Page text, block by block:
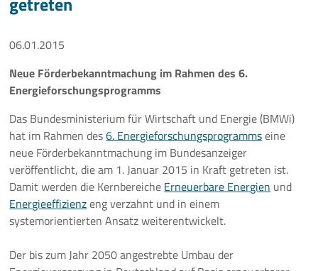
Veranstaltungen
Aktuelles
Meldungen
Pressemeldungen
Branchenmeldungen
06.01.2015
Neue Förderbekanntmachung im Rahmen des 6.
Energieforschungsprogramms
Das Bundesministerium für Wirtschaft und Energie (BMWi)
hat im Rahmen des6. Energieforschungsprogrammseine
neue Förderbekanntmachung im Bundesanzeiger
veröffentlicht, die am 1. Januar 2015 in Kraft getreten ist.
Damit werden die Kernbereiche Erneuerbare Energien und
Energieeffizienzeng verzahnt und in einem
systemorientierten Ansatz weiterentwickelt.
Der bis zum Jahr 2050 angestrebte Umbau der